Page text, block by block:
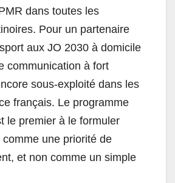
dans toutes les
Pour un partenaire
aux JO 2030 à domicile
communication à fort
sous-exploité dans les
français. Le programme
le premier à le formuler
une priorité de
et non comme un simple